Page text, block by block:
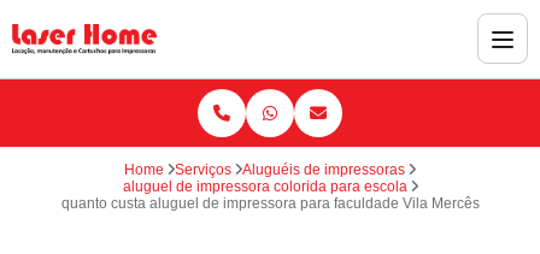
Home Serviços
Aluguéis de impressoras
aluguel de impressora colorida para escola
quanto custa aluguel de impressora para faculdade Vila Mercês